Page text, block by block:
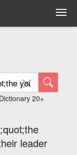
20+
leader